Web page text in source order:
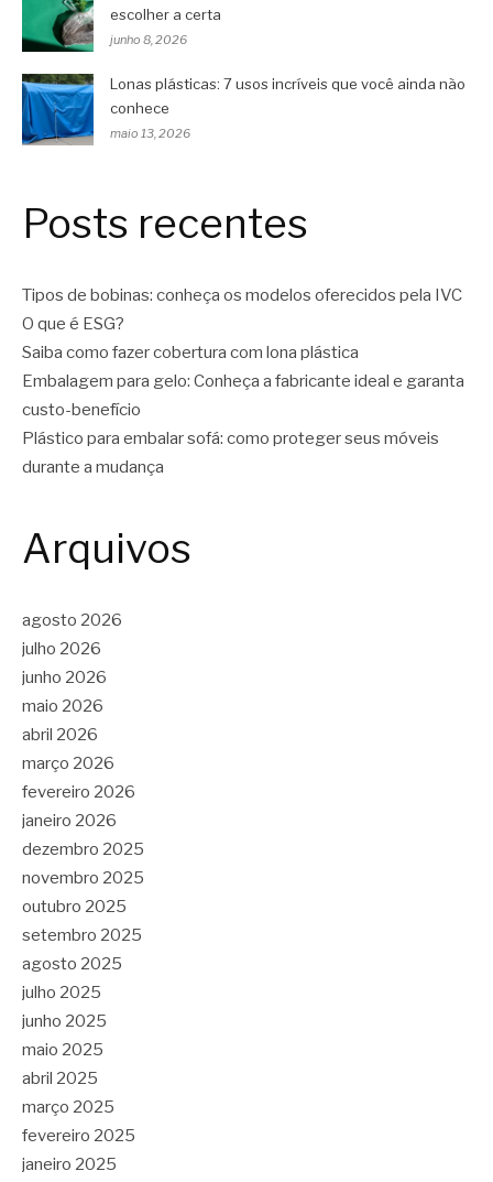
escolher a certa
junho 8, 2026
Lonas plásticas: 7 usos incríveis que você ainda não
conhece
maio 13, 2026
Posts recentes
Tipos de bobinas: conheça os modelos oferecidos pela IVC
O que é ESG?
Saiba como fazer cobertura com lona plástica
Embalagem para gelo: Conheça a fabricante ideal e garanta
custo-benefício
Plástico para embalar sofá: como proteger seus móveis
durante a mudança
Arquivos
agosto 2026
julho 2026
junho 2026
maio 2026
abril 2026
março 2026
fevereiro 2026
janeiro 2026
dezembro 2025
novembro 2025
outubro 2025
setembro 2025
agosto 2025
julho 2025
junho 2025
maio 2025
abril 2025
março 2025
fevereiro 2025
janeiro 2025